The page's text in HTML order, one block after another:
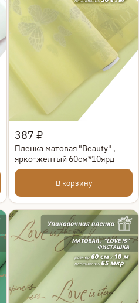
Быстрый просмотр
387 ₽
Пленка матовая "Beauty" ,
ярко-желтый 60см*10ярд
В корзину